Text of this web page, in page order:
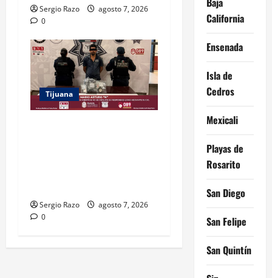
Sergio Razo
agosto 7, 2026
0
Tijuana
Sergio Razo
agosto 7, 2026
0
California
Ensenada
Isla de
Cedros
Mexicali
Playas de
Rosarito
San Diego
San Felipe
San Quintín